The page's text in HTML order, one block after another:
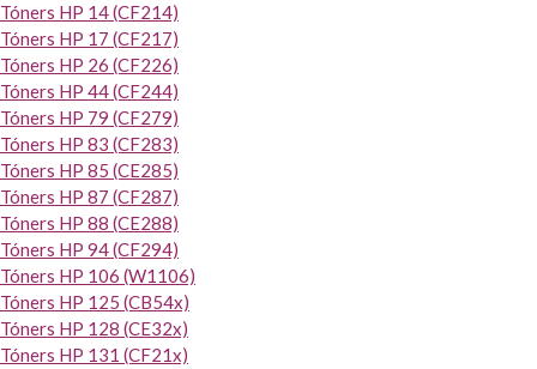
Tóners HP 14 (CF214)
Tóners HP 17 (CF217)
Tóners HP 26 (CF226)
Tóners HP 44 (CF244)
Tóners HP 79 (CF279)
Tóners HP 83 (CF283)
Tóners HP 85 (CE285)
Tóners HP 87 (CF287)
Tóners HP 88 (CE288)
Tóners HP 94 (CF294)
Tóners HP 106 (W1106)
Tóners HP 125 (CB54x)
Tóners HP 128 (CE32x)
Tóners HP 131 (CF21x)